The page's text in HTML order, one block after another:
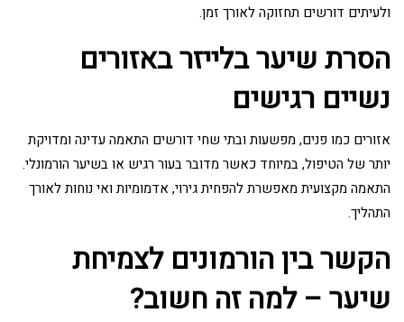
ולעיתים דורשים תחזוקה לאורך זמן.
הסרת שיער בלייזר באזורים
נשיים רגישים
אזורים כמו פנים, מפשעות ובתי שחי דורשים התאמה עדינה ומדויקת
יותר של הטיפול, במיוחד כאשר מדובר בעור רגיש או בשיער הורמונלי.
התאמה מקצועית מאפשרת להפחית גירוי, אדמומיות ואי נוחות לאורך
התהליך.
הקשר בין הורמונים לצמיחת
שיער – למה זה חשוב?